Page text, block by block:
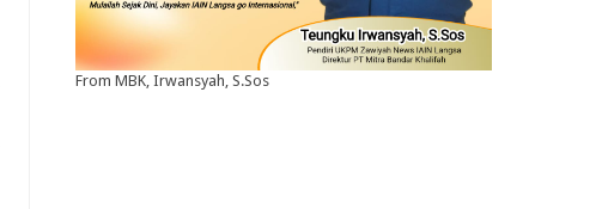
From MBK, Irwansyah, S.Sos